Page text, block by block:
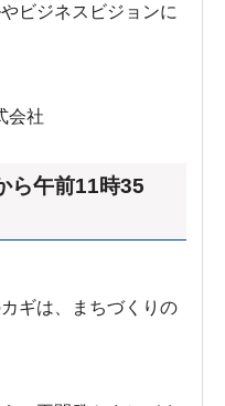
ビジネスビジョンに
会社
ら午前11時35
ギは、まちづくりの